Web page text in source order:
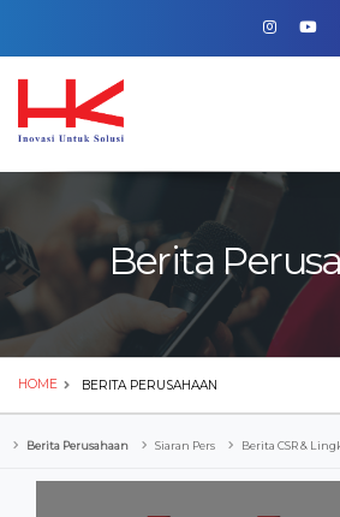
Berita
HOME BERITA PERUSAHAAN
Berita Perusahaan Siaran Pers Berita CSR &